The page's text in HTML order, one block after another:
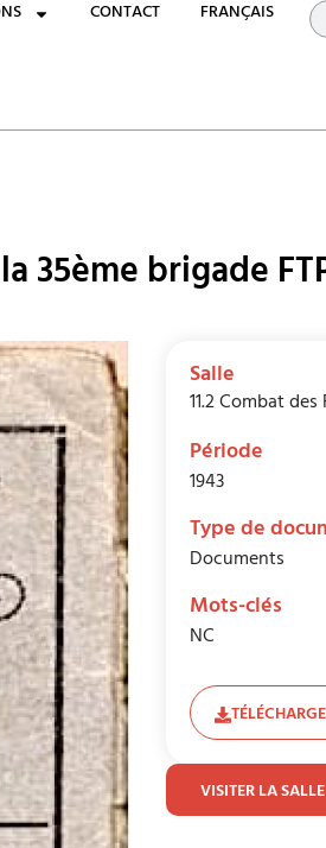
CONTACT FRANÇAIS
35ème brigade
Salle
11.2 Combat
Période
1943
Type de
Documents
Mots-clés
NC
VISITER LA